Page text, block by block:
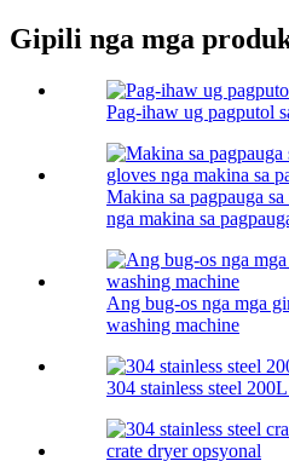
Gipili nga mga
Pag-ihaw ug pagputol
Makina sa pagpauga
nga makina sa
Ang bug-os nga mga
washing machine
304 stainless steel